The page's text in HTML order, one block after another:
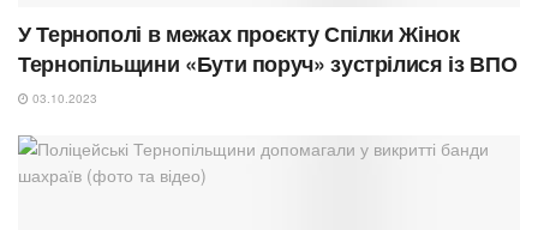
У Тернополі в межах проєкту Спілки Жінок
Тернопільщини «Бути поруч» зустрілися із ВПО
03.10.2023